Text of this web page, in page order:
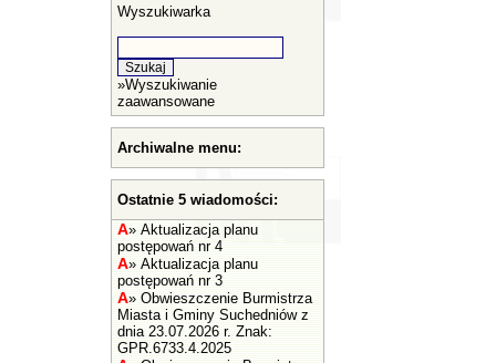
Wyszukiwarka
»Wyszukiwanie
zaawansowane
Archiwalne menu:
Ostatnie 5 wiadomości:
A» Aktualizacja planu
postępowań nr 4
A» Aktualizacja planu
postępowań nr 3
A» Obwieszczenie Burmistrza
Miasta i Gminy Suchedniów z
dnia 23.07.2026 r. Znak:
GPR.6733.4.2025